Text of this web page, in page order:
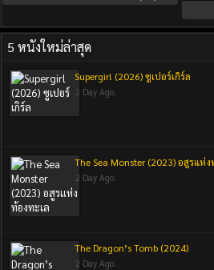
5 หนังใหม่ล่าสุด
Supergirl (2026) ซูเปอร์เกิร์ล
2 Day Ago.
The Sea Monster (2023) อสูรแห่ง
2 Day Ago.
The Dragon’s Tomb (2024)
2 Day Ago.